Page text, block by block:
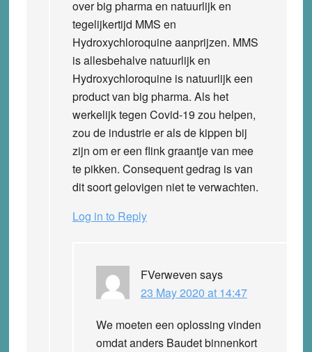
over big pharma en natuurlijk en
tegelijkertijd MMS en
Hydroxychloroquine aanprijzen. MMS
is allesbehalve natuurlijk en
Hydroxychloroquine is natuurlijk een
product van big pharma. Als het
werkelijk tegen Covid-19 zou helpen,
zou de industrie er als de kippen bij
zijn om er een flink graantje van mee
te pikken. Consequent gedrag is van
dit soort gelovigen niet te verwachten.
Log in to Reply
FVerweven says
23 May 2020 at 14:47
We moeten een oplossing vinden
omdat anders Baudet binnenkort